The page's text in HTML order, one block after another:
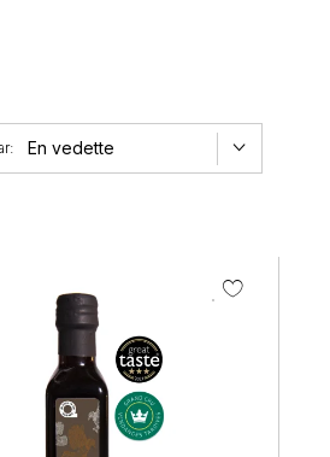
En vedette